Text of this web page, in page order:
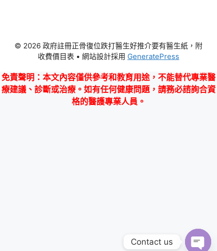
© 2026 政府註冊正骨復位跌打醫生好推介要有醫生紙，附
收費價目表 • 網站設計採用 GeneratePress
免責聲明 ：本文內容僅供參考和教育用途，不能替代專業醫
療建議、診斷或治療。如有任何健康問題，請務必諮詢合資
格的醫護專業人員。
Contact us